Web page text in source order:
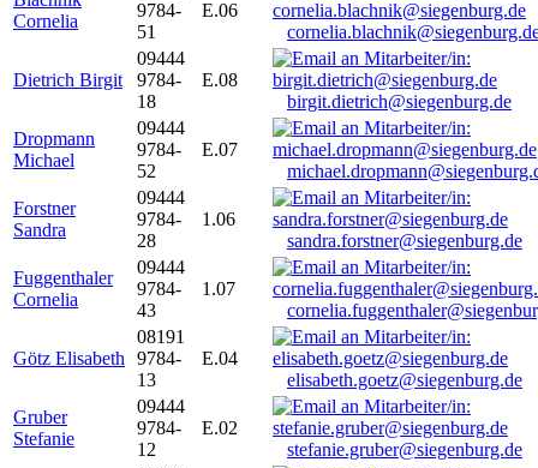
Cornelia
9784-
51
E.06
Dietrich Birgit
09444
9784-
18
E.08
birgit.dietrich@siegenburg.de
Dropmann
Michael
09444
9784-
52
E.07
Forstner
Sandra
09444
9784-
28
1.06
sandra.forstner@siegenburg.de
Fuggenthaler
Cornelia
09444
9784-
43
1.07
Götz Elisabeth
08191
9784-
13
E.04
elisabeth.goetz@siegenburg.de
Gruber
Stefanie
09444
9784-
12
E.02
stefanie.gruber@siegenburg.de